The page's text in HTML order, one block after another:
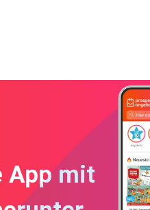
App mit